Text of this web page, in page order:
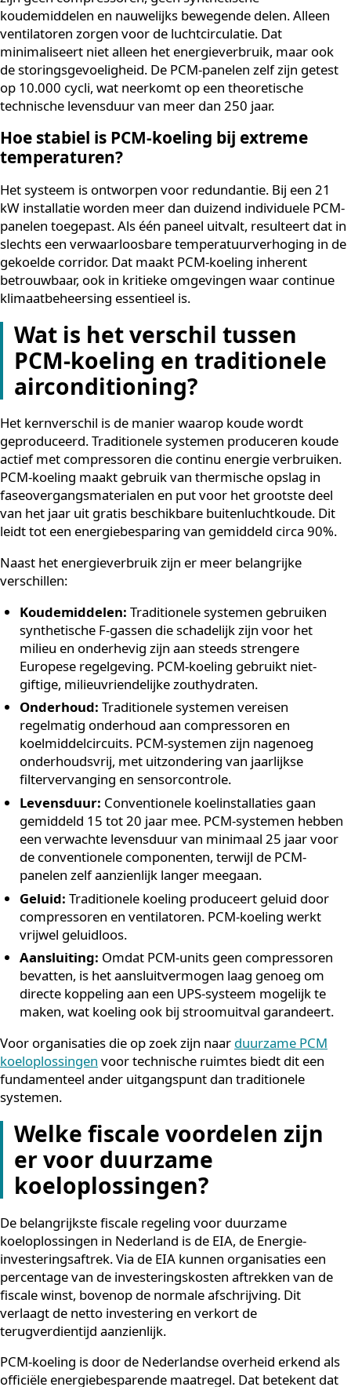
dagen, draait op directe vrije buitenlucht. Alleen
warmste zomerdagen, zo’n 25 tot 35 dagen per jaar,
de opgeslagen koude in de PCM-panelen ingezet. Het
resultaat is een energiebesparing van circa 90% ten
opzichte van een vergelijkbaar conventioneel
wat zich direct vertaalt in een substantieel lagere
energierekening.
De efficiëntie zit hem in de eenvoud van het principe.
zijn geen compressoren, geen synthetische
koudemiddelen en nauwelijks bewegende delen.
ventilatoren zorgen voor de luchtcirculatie. Dat
minimaliseert niet alleen het energieverbruik, maar
de storingsgevoeligheid. De PCM-panelen zelf zijn
op 10.000 cycli, wat neerkomt op een theoretische
technische levensduur van meer dan 250 jaar.
Hoe stabiel is PCM-koeling bij extreme
temperaturen?
Het systeem is ontworpen voor redundantie. Bij een
panelen toegepast. Als één paneel uitvalt, resulteert
slechts een verwaarloosbare temperatuurverhoging
gekoelde corridor. Dat maakt PCM-koeling inherent
betrouwbaar, ook in kritieke omgevingen waar
klimaatbeheersing essentieel is.
Wat is het verschil tussen
PCM-koeling en traditionele
airconditioning?
Het kernverschil is de manier waarop koude wordt
geproduceerd. Traditionele systemen produceren
actief met compressoren die continu energie
PCM-koeling maakt gebruik van thermische opslag in
faseovergangsmaterialen en put voor het grootste
van het jaar uit gratis beschikbare buitenluchtkoude.
leidt tot een energiebesparing van gemiddeld circa
Naast het energieverbruik zijn er meer belangrijke
verschillen:
Koudemiddelen:Traditionele systemen gebruiken
synthetische F-gassen die schadelijk zijn voor het
milieu en onderhevig zijn aan steeds strengere
Europese regelgeving. PCM-koeling gebruikt niet-
giftige, milieuvriendelijke zouthydraten.
Onderhoud:Traditionele systemen vereisen
regelmatig onderhoud aan compressoren en
koelmiddelcircuits. PCM-systemen zijn nagenoeg
onderhoudsvrij, met uitzondering van jaarlijkse
filtervervanging en sensorcontrole.
Levensduur: Conventionele koelinstallaties gaan
gemiddeld 15 tot 20 jaar mee. PCM-systemen
een verwachte levensduur van minimaal 25 jaar
de conventionele componenten, terwijl de PCM-
panelen zelf aanzienlijk langer meegaan.
Geluid: Traditionele koeling produceert geluid
compressoren en ventilatoren. PCM-koeling werkt
vrijwel geluidloos.
Aansluiting:Omdat PCM-units geen
bevatten, is het aansluitvermogen laag genoeg om
directe koppeling aan een UPS-systeem mogelijk te
maken, wat koeling ook bij stroomuitval
Voor organisaties die op zoek zijn naarduurzame
koeloplossingenvoor technische ruimtes biedt dit een
fundamenteel ander uitgangspunt dan traditionele
systemen.